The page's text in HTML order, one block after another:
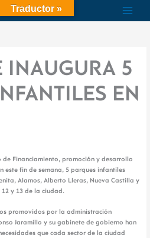
INAUGURA 5
EN
Financiamiento, promoción y desarrollo
este fin de semana, 5 parques infantiles
Alamos, Alberto Lleras, Nueva Castilla y
12 y 13 de la ciudad.
promovidos por la administración
Jaramillo y su gabinete de gobierno han
que cada sector de la ciudad
Traductor »